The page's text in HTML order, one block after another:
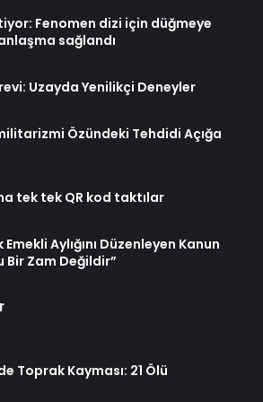
Fenomen dizi için düğmeye
sağlandı
Uzayda Yenilikçi Deneyler
Özündeki Tehdidi Açığa
tek tek QR kod taktılar
Emekli Aylığını Düzenleyen Kanun
Bir Zam Değildir”
Toprak Kayması: 21 Ölü